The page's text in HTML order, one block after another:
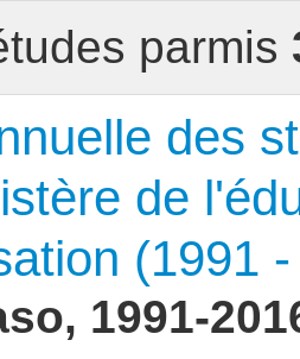
parmis
des
de
(1991
1991-